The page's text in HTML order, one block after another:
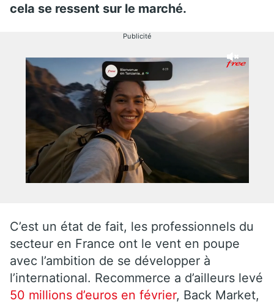
cela se ressent sur le marché.
Publicité
C’est un état de fait, les professionnels du
secteur en France ont le vent en poupe
avec l’ambition de se développer à
l’international. Recommerce a d’ailleurs levé
50 millions d’euros en février, Back Market,